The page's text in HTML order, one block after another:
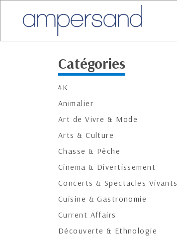
Catégories
4K
Animalier
Art de Vivre & Mode
Arts & Culture
Chasse & Pêche
Cinema & Divertissement
Concerts & Spectacles Vivants
Cuisine & Gastronomie
Current Affairs
Découverte & Ethnologie